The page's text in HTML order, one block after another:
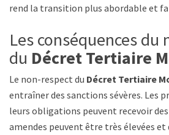
rend la transition plus abordable et
Les conséquences du
du Décret Tertiaire
Le non-respect du Décret Tertiaire
entraîner des sanctions sévères. Les
leurs obligations peuvent recevoir des
amendes peuvent être très élevées et